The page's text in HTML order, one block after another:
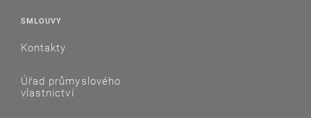
SMLOUVY
Kontakty
Úřad průmyslového
vlastnictví